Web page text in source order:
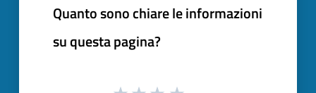
Quanto sono chiare le informazioni
su questa pagina?